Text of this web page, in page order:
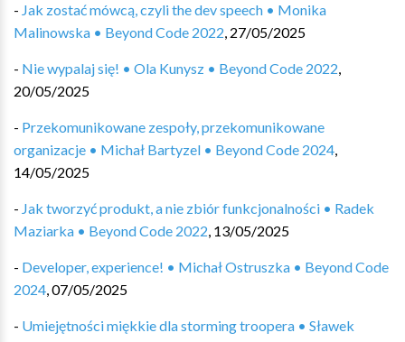
- Jak zostać mówcą, czyli the dev speech • Monika
Malinowska • Beyond Code 2022, 27/05/2025
- Nie wypalaj się! • Ola Kunysz • Beyond Code 2022,
20/05/2025
- Przekomunikowane zespoły, przekomunikowane
organizacje • Michał Bartyzel • Beyond Code 2024,
14/05/2025
- Jak tworzyć produkt, a nie zbiór funkcjonalności • Radek
Maziarka • Beyond Code 2022, 13/05/2025
- Developer, experience! • Michał Ostruszka • Beyond Code
2024,07/05/2025
- Umiejętności miękkie dla storming troopera • Sławek